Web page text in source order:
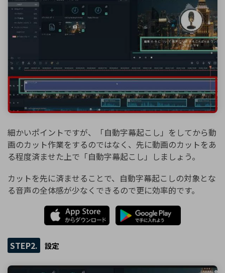
細かいポイントですが、「自動字幕起こし」をしてから動
画のカット作業をするのではなく、先に動画のカットをあ
る程度済ませた上で「自動字幕起こし」しましょう。
カットを先に済ませることで、自動字幕起こしの対象とな
る音声の全体感が少なくできるので更に効率的です。
STEP2. 設定